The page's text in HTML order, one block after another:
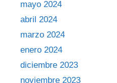
mayo 2024
abril 2024
marzo 2024
enero 2024
diciembre 2023
noviembre 2023